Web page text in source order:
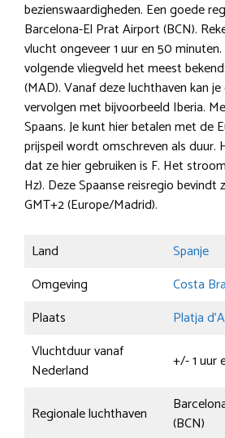
bezienswaardigheden. Een goede
Barcelona-El Prat Airport (BCN).
vlucht ongeveer 1 uur en 50
volgende vliegveld het meest
(MAD). Vanaf deze luchthaven kan
vervolgen met bijvoorbeeld Iberia.
Spaans. Je kunt hier betalen met de
prijspeil wordt omschreven als
dat ze hier gebruiken is F. Het
Hz). Deze Spaanse reisregio bevindt
GMT+2 (Europe/Madrid).
Land
Spanje
Omgeving
Costa
Plaats
Platja
Vluchtduur vanaf
Nederland
+/- 1 uur
Regionale luchthaven
(BCN)